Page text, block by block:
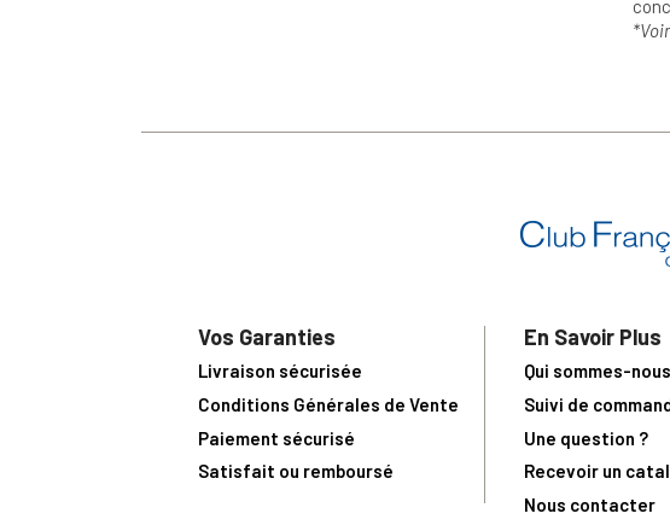
Vos Garanties
Livraison sécurisée
Conditions Générales de Vente
Paiement sécurisé
Satisfait ou remboursé
En Savoir Plus
Qui sommes-
Suivi de
Une question ?
Recevoir un
Nous contacter